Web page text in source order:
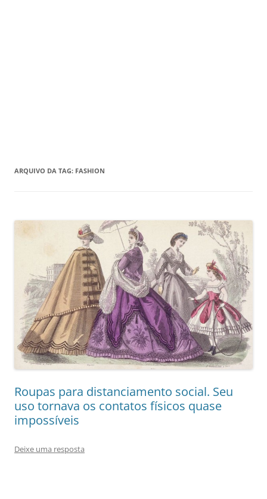
ARQUIVO DA TAG: FASHION
Roupas para distanciamento social. Seu
uso tornava os contatos físicos quase
impossíveis
Deixe uma resposta